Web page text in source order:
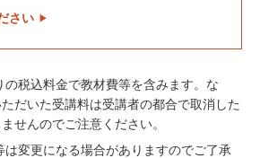
さい ▶
の税込料金で教材費等を含みます。な
だいた受講料は受講者の都合で取消した
せんのでご注意ください。
は変更になる場合がありますのでご了承